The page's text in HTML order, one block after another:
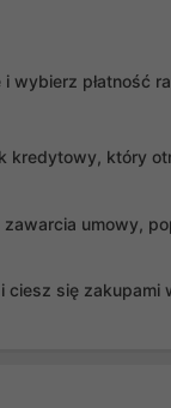
i wybierz płatność
kredytowy, który
umowy,
ciesz się zakupami